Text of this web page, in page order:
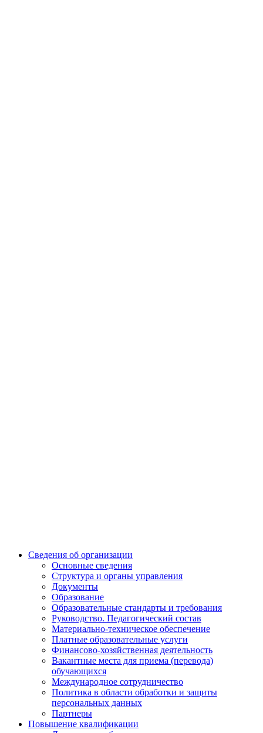
Сведения об организации
Основные сведения
Структура и органы управления
Документы
Образование
Образовательные стандарты и требования
Руководство. Педагогический состав
Материально-техническое обеспечение
Платные образовательные услуги
Финансово-хозяйственная деятельность
Вакантные места для приема (перевода)
обучающихся
Международное сотрудничество
Политика в области обработки и защиты
персональных данных
Партнеры
Повышение квалификации